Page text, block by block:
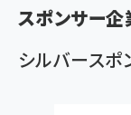
ず
スポンサー企
シルバースポ